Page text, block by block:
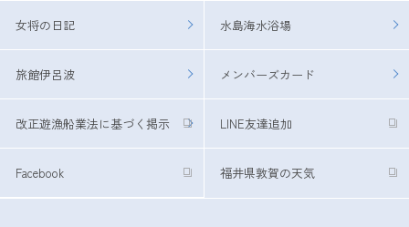
女将の日記 水島海水浴場
旅館伊呂波 メンバーズカード
改正遊漁船業法に基づく掲示 LINE友達追加
Facebook 福井県敦賀の天気